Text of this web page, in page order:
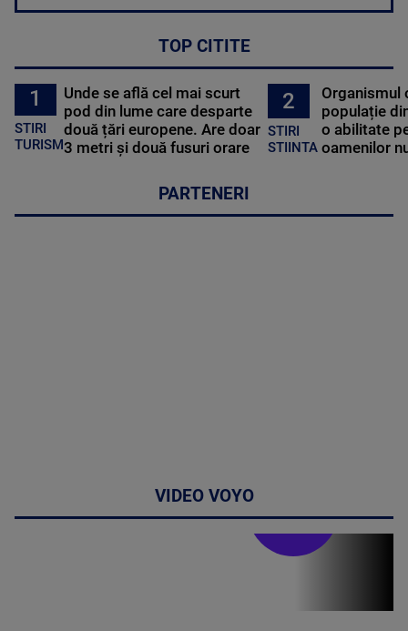
TOP CITITE
1
STIRI
TURISM
Unde se află cel mai scurt
pod din lume care desparte
două țări europene. Are doar
3 metri și două fusuri orare
2
STIRI
STIINTA
Organismul
populație
o abilitate
oamenilor
PARTENERI
VIDEO VOYO